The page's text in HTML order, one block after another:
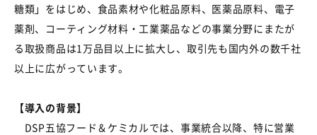
糖類」をはじめ、食品素材や化粧品原料、医薬品原料、電子
薬剤、コーティング材料・工業薬品などの事業分野にまたが
る取扱商品は1万品目以上に拡大し、取引先も国内外の数千社
以上に広がっています。
【導入の背景】
DSP五協フード＆ケミカルでは、事業統合以降、特に営業